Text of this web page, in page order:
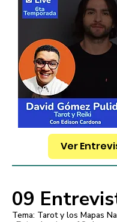
Ver
09
Tema: Tarot y los Mapas